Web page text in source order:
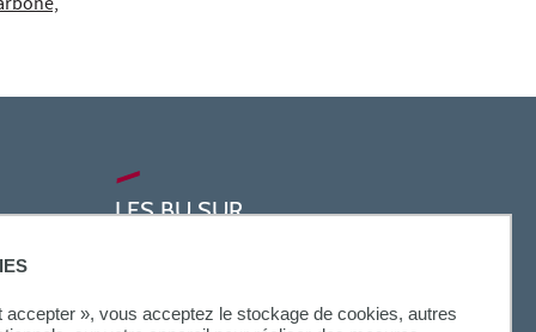
accepter », vous acceptez le stockage de cookies, autres
LES BU SUR...